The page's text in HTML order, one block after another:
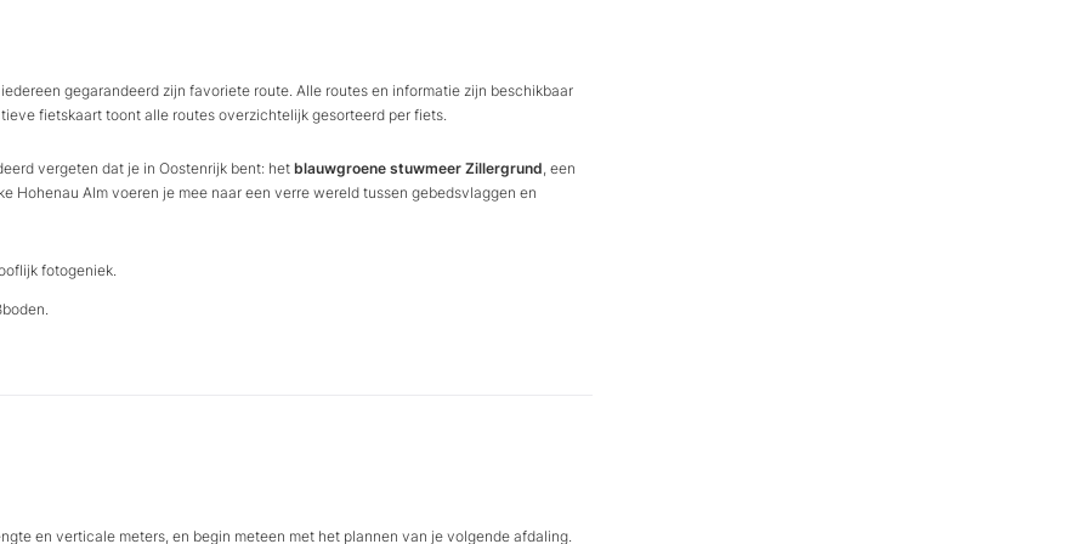
gegarandeerd zijn favoriete route. Alle routes en informatie zijn beschikbaar
fietskaart toont alle routes overzichtelijk gesorteerd per fiets.
vergeten dat je in Oostenrijk bent: het blauwgroene stuwmeer Zillergrund , een
Hohenau Alm voeren je mee naar een verre wereld tussen gebedsvlaggen en
fotogeniek.
en verticale meters, en begin meteen met het plannen van je volgende afdaling.